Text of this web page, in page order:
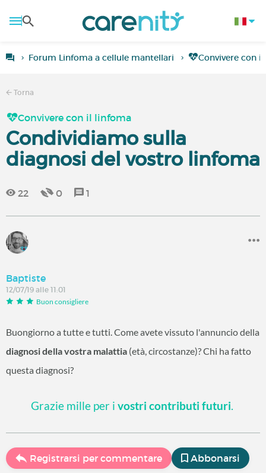
Forum Linfoma a cellule mantellari Convivere con
Torna
Convivere con il linfoma
Condividiamo sulla
diagnosi del vostro linfoma
22 0 1
Baptiste
12/07/19 alle 11:01
Buon consigliere
Buongiorno a tutte e tutti. Come avete vissuto l'annuncio della
diagnosi della vostra malattia (età, circostanze)? Chi ha fatto
questa diagnosi?
Grazie mille per i vostri contributi futuri.
Registrarsi per commentare Abbonarsi